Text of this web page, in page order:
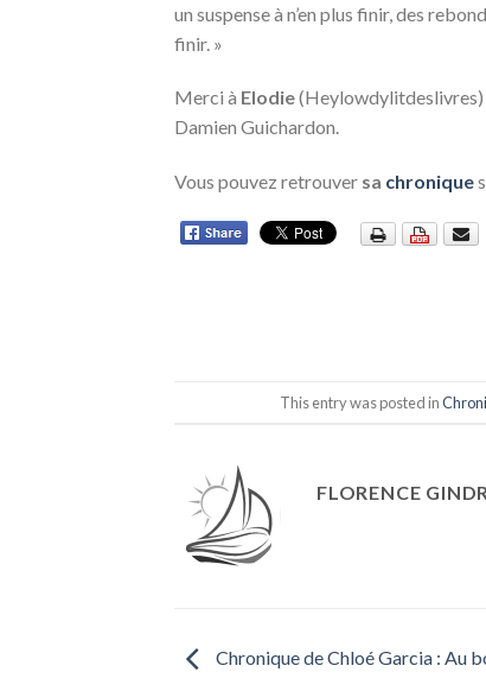
un suspense à n’en plus finir, des
finir. »
Merci à Elodie(Heylowdylitdeslivres)
Damien Guichardon.
Vous pouvez retrouver sa chronique
This entry was posted in
FLORENCE
Chronique de Chloé Garcia : Au